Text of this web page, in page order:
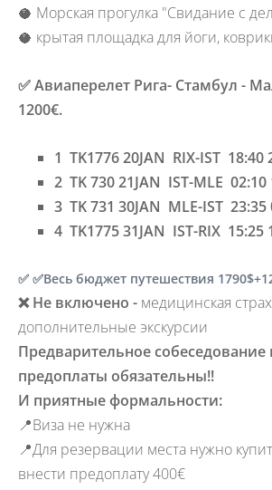
🥥 Морская прогулка "Свидание с
🥥 крытая площадка для йоги,
✅Авиаперелет Рига- Стамбул -
1200€.
1 TK1776 20JAN RIX-IST 18:40
2 TK 730 21JAN IST-MLE 02:10
3 TK 731 30JAN MLE-IST 23:35
4 TK1775 31JAN IST-RIX 15:25
✅ ✅Весь бюджет путешествия
❌Не включено - медицинская
дополнительные экскурсии
Предварительное собеседование
предоплаты обязательны!!
И приятные формальности:
📍Виза не нужна
📍Для резервации места нужно
внести предоплату 400€